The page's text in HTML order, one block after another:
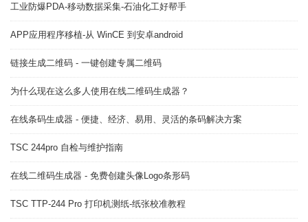
工业防爆PDA-移动数据采集-石油化工好帮手
APP应用程序移植-从 WinCE 到安卓android
链接生成二维码 - 一键创建专属二维码
为什么现在这么多人使用在线二维码生成器？
在线条码生成器 - 便捷、经济、易用、灵活的条码解决方案
TSC 244pro 自检与维护指南
在线二维码生成器 - 免费创建头像Logo条形码
TSC TTP-244 Pro 打印机测纸-纸张校准教程